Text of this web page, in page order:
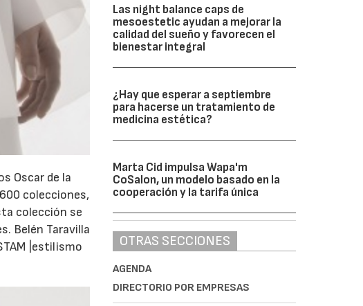
Oscar de la
colecciones,
colección se
Belén Taravilla
|estilismo
Las night balance caps de
mesoestetic ayudan a mejorar la
calidad del sueño y favorecen el
bienestar integral
¿Hay que esperar a septiembre
para hacerse un tratamiento de
medicina estética?
Marta Cid impulsa Wapa'm
CoSalon, un modelo basado en la
cooperación y la tarifa única
OTRAS SECCIONES
AGENDA
DIRECTORIO POR EMPRESAS